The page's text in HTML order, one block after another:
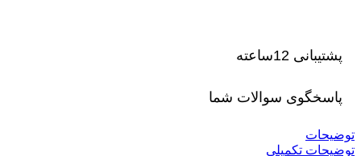
پشتیبانی 12ساعته
پاسخگوی سوالات شما
توضیحات
توضیحات تکمیلی